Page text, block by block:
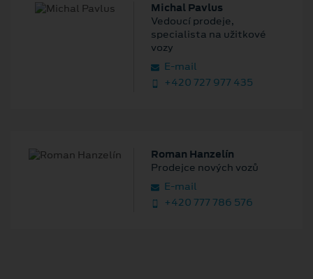
Michal Pavlus
Vedoucí prodeje,
specialista na užitkové
vozy
E‑mail
+420 727 977 435
Roman Hanzelín
Prodejce nových vozů
E‑mail
+420 777 786 576